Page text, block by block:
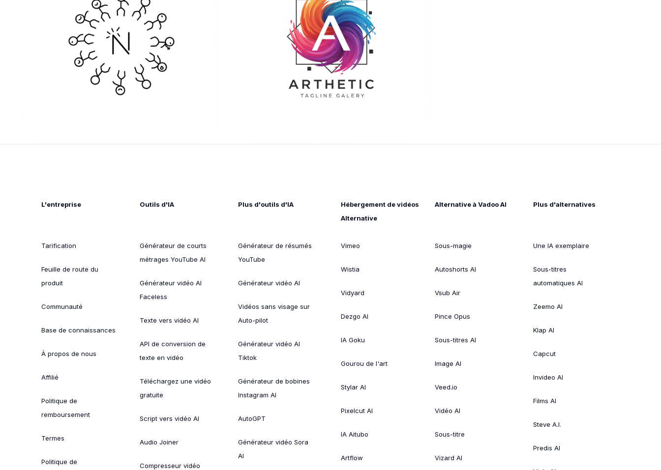
L'entreprise
Tarification
Feuille de route du
produit
Communauté
Base de connaissances
À propos de nous
Affilié
Politique de
remboursement
Termes
Politique de
Outils d'IA
Générateur de courts
métrages YouTube AI
Générateur vidéo AI
Faceless
Texte vers vidéo AI
API de conversion de
texte en vidéo
Téléchargez une vidéo
gratuite
Script vers vidéo AI
Audio Joiner
Compresseur vidéo
Plus d'outils d'IA
Générateur de résumés
YouTube
Générateur vidéo AI
Vidéos sans visage sur
Auto-pilot
Générateur vidéo AI
Tiktok
Générateur de bobines
Instagram AI
AutoGPT
Générateur vidéo Sora
AI
Hébergement de vidéos
Alternative
Vimeo
Wistia
Vidyard
Dezgo AI
IA Goku
Gourou de l'art
Stylar AI
Pixelcut AI
IA Aitubo
Artflow
Alternative à Vadoo AI
Sous-magie
Autoshorts AI
Vsub Air
Pince Opus
Sous-titres AI
Image AI
Veed.io
Vidéo AI
Sous-titre
Vizard AI
Plus d'alternatives
Une IA exemplaire
Sous-titres
automatiques AI
Zeemo AI
Klap AI
Capcut
Invideo AI
Films AI
Steve A.I.
Predis AI